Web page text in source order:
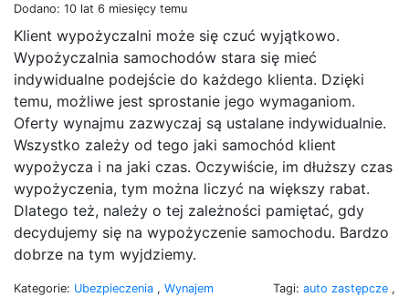
Dodano: 10 lat 6 miesięcy temu
Klient wypożyczalni może się czuć wyjątkowo.
Wypożyczalnia samochodów stara się mieć
indywidualne podejście do każdego klienta. Dzięki
temu, możliwe jest sprostanie jego wymaganiom.
Oferty wynajmu zazwyczaj są ustalane indywidualnie.
Wszystko zależy od tego jaki samochód klient
wypożycza i na jaki czas. Oczywiście, im dłuższy czas
wypożyczenia, tym można liczyć na większy rabat.
Dlatego też, należy o tej zależności pamiętać, gdy
decydujemy się na wypożyczenie samochodu. Bardzo
dobrze na tym wyjdziemy.
Kategorie: Ubezpieczenia , Wynajem
Tagi: auto zastępcze ,